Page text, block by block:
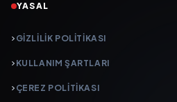
YASAL
GIZLILIK POLITIKASI
KULLANIM ŞARTLARI
ÇEREZ POLITIKASI